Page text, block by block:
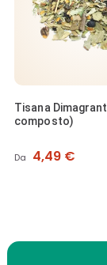
Infuso con
Da Prezzo
8,49 €